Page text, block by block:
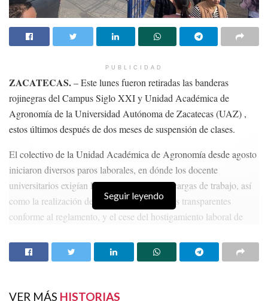
PUBLICIDAD
ZACATECAS.– Este lunes fueron retiradas las banderas
rojinegras del Campus Siglo XXI y Unidad Académica de
Agronomía de la Universidad Autónoma de Zacatecas (UAZ) ,
estos últimos después de dos meses de suspensión de clases.
El colectivo de la Unidad Académica de Agronomía desde agosto
iniciaron diversos paros laborales, en dónde los docente
universitarios exigían la asignación justa de cargas de trabajo, así
como la realización de evaluaciones docentes transparentes
conforme al reglamento, y el cese del hostigamiento laboral de
HISTORIAS RELACIONADAS
Dan bienvenida a estudiantes de nuevo ingreso
Seguir leyendo
VER MÁS HISTORIAS